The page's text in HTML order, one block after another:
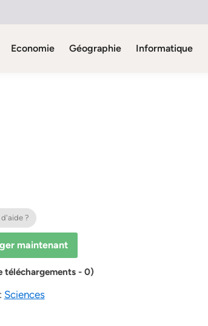
Economie Géographie Informatique
d'aide ?
maintenant
téléchargements - 0)
Sciences